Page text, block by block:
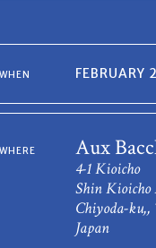
WHEN
WHERE Aux
4-1 Kioicho
Shin Kioicho
Chiyoda-ku,,
Japan